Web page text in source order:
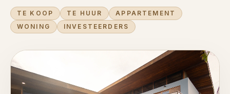
TE KOOP TE HUUR
APPARTEMENT
WONING
INVESTEERDERS